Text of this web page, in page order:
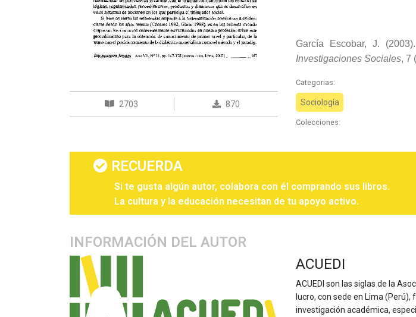
2703 870
García Escobar, J.
Investigaciones Sociales, 7
Categorias:
Sociología
Colecciones:
RECUERDA
Si te gusta algún autor, colabora con él comprando sus libros.
La cultura y la educación necesitan de tu apoyo activo.
INFORMACIÓN DEL AUTOR
ACUEDI
ACUEDI son las siglas de la
lucro, con sede en Lima
investigación académica,